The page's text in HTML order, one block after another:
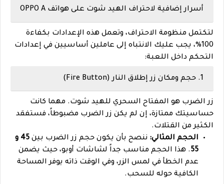
أسرار إضافية لاحتراف الهيد شوت على هواتف OPPO A
لتكتمل منظومة الاحتراف، وتعمل هذه الإعدادات بكفاءة
100%، يجب عليك الانتباه إلى عاملين أساسيين في إعدادات
التحكم داخل اللعبة:
1. حجم ومكان زر إطلاق النار (Fire Button)
زر الضرب هو المفتاح السحري للهيد شوت. مهما كانت
حساسيتك ممتازة، إن لم يكن زر الضرب مضبوطاً، فستفقد
الكثير من القتلات.
الحجم المثالي: ننصح بأن يكون حجم زر الضرب بين
45 و
55. هذا الحجم مناسب جداً لشاشات أوبو، حيث يضمن
عدم الخطأ في لمس الزر، وفي الوقت ذاته يوفر المساحة
الكافية حوله للسحب.